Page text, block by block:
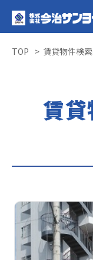
TOP 賃貸物件検
賃貸